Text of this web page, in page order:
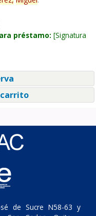
préstamo: Signatura
de Sucre N58-63 y